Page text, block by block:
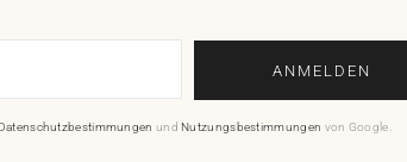
ANMELDEN
Datenschutzbestimmungen und Nutzungsbestimmungen von Google.